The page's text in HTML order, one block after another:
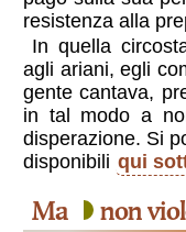
resistenza alla
In quella
agli ariani, egli
gente cantava,
in tal modo a
disperazione. Si
disponibili qui
ma non